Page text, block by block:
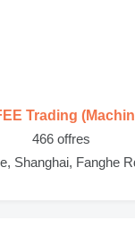
Trading
466 offres
Shanghai, Fanghe